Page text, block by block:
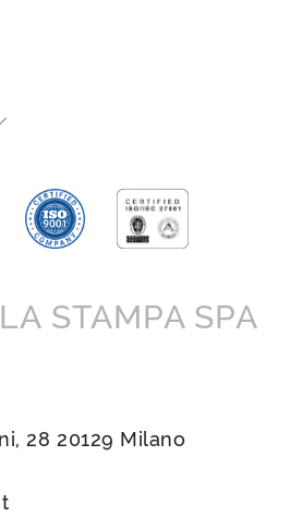
STAMPA SPA
28 20129 Milano